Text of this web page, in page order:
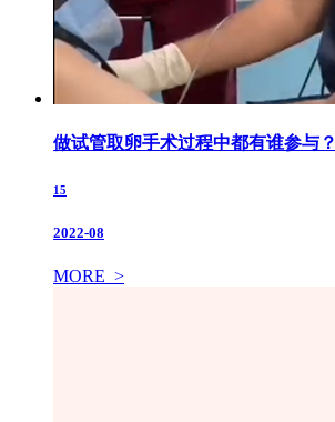
做试管取卵手术过程中都有谁参与？
15
2022-08
MORE >